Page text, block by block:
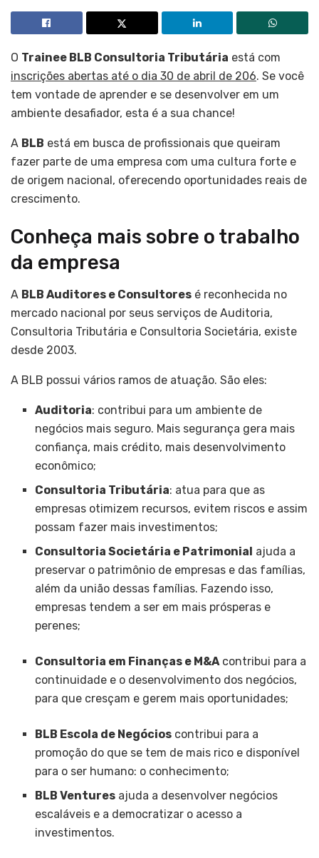
O Trainee BLB Consultoria Tributária está com
inscrições abertas até o dia 30 de abril de 206. Se você
tem vontade de aprender e se desenvolver em um
ambiente desafiador, esta é a sua chance!
A BLB está em busca de profissionais que queiram
fazer parte de uma empresa com uma cultura forte e
de origem nacional, oferecendo oportunidades reais de
crescimento.
Conheça mais sobre o trabalho
da empresa
A BLB Auditores e Consultores é reconhecida no
mercado nacional por seus serviços de Auditoria,
Consultoria Tributária e Consultoria Societária, existe
desde 2003.
A BLB possui vários ramos de atuação. São eles:
Auditoria: contribui para um ambiente de
negócios mais seguro. Mais segurança gera mais
confiança, mais crédito, mais desenvolvimento
econômico;
Consultoria Tributária: atua para que as
empresas otimizem recursos, evitem riscos e assim
possam fazer mais investimentos;
Consultoria Societária e Patrimonial ajuda a
preservar o patrimônio de empresas e das famílias,
além da união dessas famílias. Fazendo isso,
empresas tendem a ser em mais prósperas e
perenes;
Consultoria em Finanças e M&Acontribui para a
continuidade e o desenvolvimento dos negócios,
para que cresçam e gerem mais oportunidades;
BLB Escola de Negócios contribui para a
promoção do que se tem de mais rico e disponível
para o ser humano: o conhecimento;
BLB Ventures ajuda a desenvolver negócios
escaláveis e a democratizar o acesso a
investimentos.